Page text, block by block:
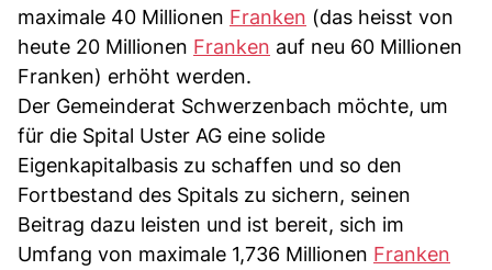
maximale 40 Millionen Franken (das heisst von
heute 20 Millionen Franken auf neu 60 Millionen
Franken) erhöht werden.
Der Gemeinderat Schwerzenbach möchte, um
für die Spital Uster AG eine solide
Eigenkapitalbasis zu schaffen und so den
Fortbestand des Spitals zu sichern, seinen
Beitrag dazu leisten und ist bereit, sich im
Umfang von maximale 1,736 Millionen Franken